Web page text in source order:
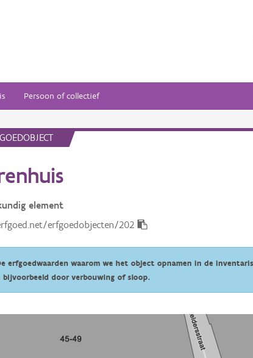
Persoon of collectief
element
erfgoedobjecten/202
erfgoedwaarden waarom we het object opnamen in de
bijvoorbeeld door verbouwing of sloop.